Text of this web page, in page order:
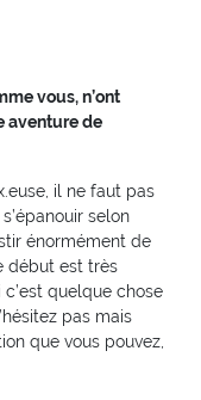
vous, n’ont
aventure de
il ne faut pas
selon
énormément de
début est très
quelque chose
pas mais
que vous pouvez,